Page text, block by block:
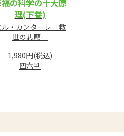
の科学の十大原
理(下巻)
・カンターレ「救
世の悲願」
1,980円(税込)
四六判